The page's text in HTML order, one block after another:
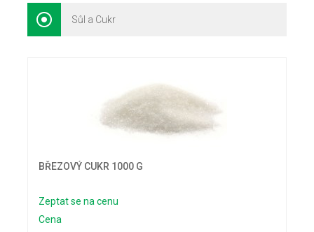
Sůl a Cukr
BŘEZOVÝ CUKR 1000 G
Zeptat se na cenu
Cena